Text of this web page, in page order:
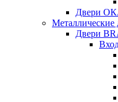
Двери
Металлические
Двери